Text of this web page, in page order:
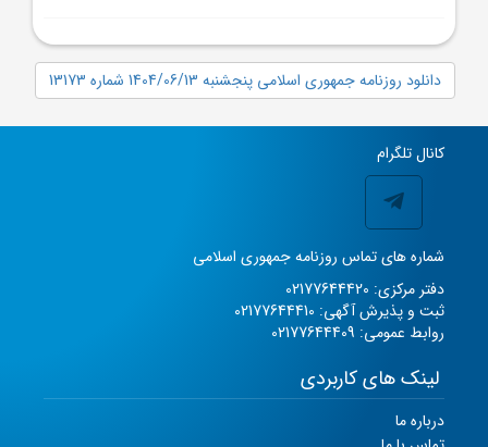
دانلود روزنامه جمهوری اسلامی پنجشنبه 1404/06/13 شماره 13173
کانال تلگرام
شماره های تماس روزنامه جمهوری اسلامی
دفتر مرکزی: 02177644420
ثبت و پذیرش آگهی: 02177644410
روابط عمومی: 02177644409
لینک های کاربردی
درباره ما